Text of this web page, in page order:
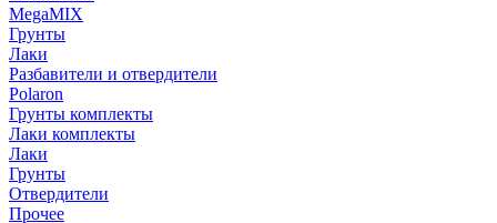
MegaMIX
Грунты
Лаки
Разбавители и отвердители
Polaron
Грунты комплекты
Лаки комплекты
Лаки
Грунты
Отвердители
Прочее